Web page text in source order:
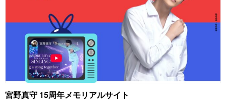
宮野真守 15周年メモリアルサイト